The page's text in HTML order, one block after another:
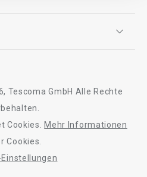
Tescoma GmbH Alle Rechte
Cookies.
Mehr Informationen
Cookies.